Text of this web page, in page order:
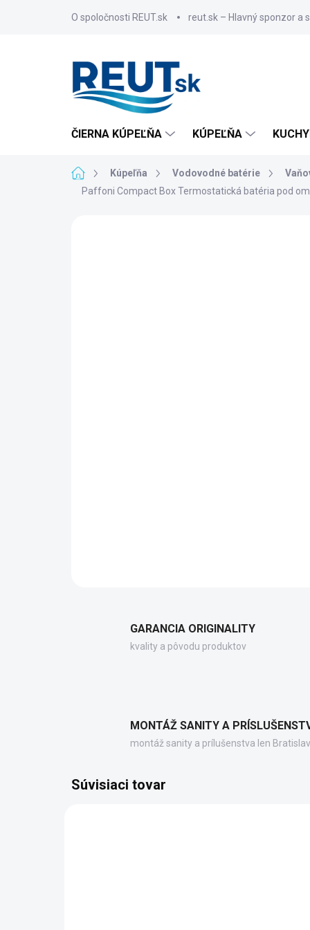
O spoločnosti REUT.sk reut.sk – Hlavný sponzor a
ČIERNA KÚPEĽŇA KÚPEĽŇA
DomovKúpeľňa Vodovodné batérie
Paffoni Compact Box Termostatická batéria pod
GARANCIA ORIGINALITY
kvality a pôvodu produktov
MONTÁŽ SANITY A
montáž sanity a prílušenstva len
Súvisiaci tovar